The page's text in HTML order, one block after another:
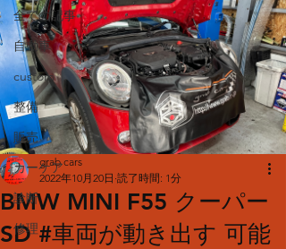
全ての記事
自動車
custom
整備
販売
カーケア
診断
修理
BMW MINI F55 クーパー
SD #車両が動き出す 可能
grab cars
2022年10月20日 読了時間: 1分